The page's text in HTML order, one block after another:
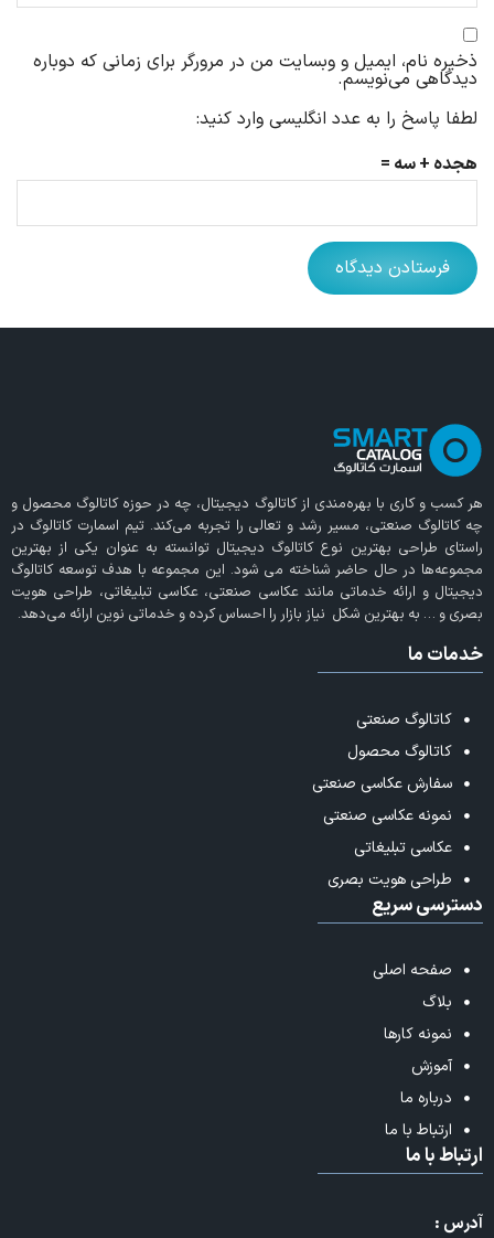
ذخیره نام، ایمیل و وبسایت من در مرورگر برای زمانی که دوباره
دیدگاهی می‌نویسم.
لطفا پاسخ را به عدد انگلیسی وارد کنید:
هجده + سه =
هر کسب و کاری با بهره‌مندی ازکاتالوگ دیجیتال، چه در حوزه کاتالوگ محصول و
چه کاتالوگ صنعتی، مسیر رشد و تعالی را تجربه می‌کند. تیم اسمارت کاتالوگ در
راستای طراحی بهترین نوع کاتالوگ دیجیتال توانسته به عنوان یکی از بهترین
مجموعه‌ها در حال حاضر شناخته می‌ شود. این مجموعه با هدف توسعه کاتالوگ
دیجیتال و ارائه خدماتی مانند عکاسی صنعتی، عکاسی تبلیغاتی، طراحی هویت
بصری و … به بهترین شکل نیاز بازار را احساس کرده و خدماتی نوین ارائه می‌دهد.
خدمات ما
کاتالوگ صنعتی
کاتالوگ محصول
سفارش عکاسی صنعتی
نمونه عکاسی صنعتی
عکاسی تبلیغاتی
طراحی هویت بصری
دسترسی سریع
صفحه اصلی
بلاگ
نمونه کارها
آموزش
درباره ما
ارتباط با ما
ارتباط با ما
آدرس :